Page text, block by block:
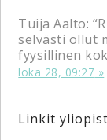
Tuija Aalto: “
selvästi ollut
fyysillinen
loka 28, 09:27
Linkit